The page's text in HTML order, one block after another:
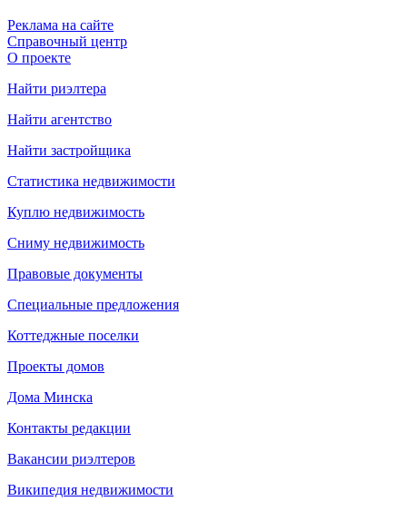
Реклама на сайте
Справочный центр
О проекте
Найти риэлтера
Найти агентство
Найти застройщика
Статистика недвижимости
Куплю недвижимость
Сниму недвижимость
Правовые документы
Специальные предложения
Коттеджные поселки
Проекты домов
Дома Минска
Контакты редакции
Вакансии риэлтеров
Википедия недвижимости